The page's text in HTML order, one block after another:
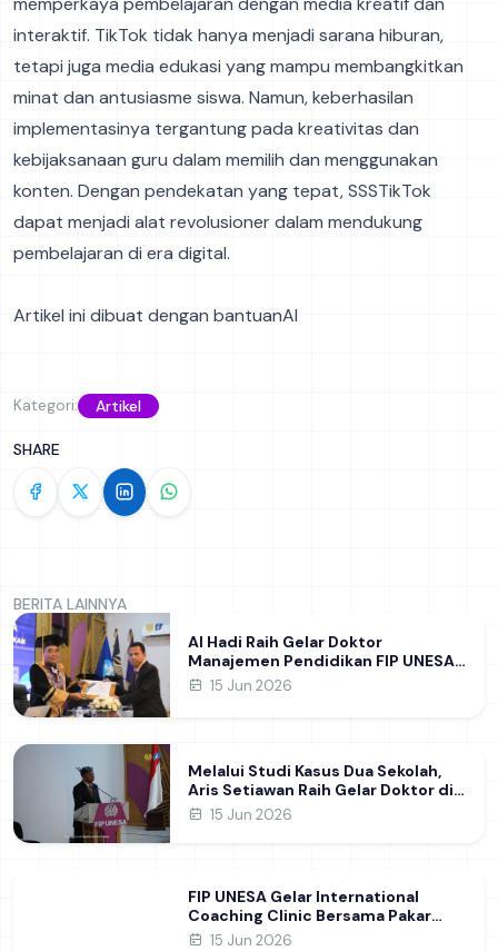
interaktif. TikTok tidak hanya menjadi sarana hiburan,
tetapi juga media edukasi yang mampu membangkitkan
minat dan antusiasme siswa. Namun, keberhasilan
implementasinya tergantung pada kreativitas dan
kebijaksanaan guru dalam memilih dan menggunakan
konten. Dengan pendekatan yang tepat, SSSTikTok
dapat menjadi alat revolusioner dalam mendukung
pembelajaran di era digital.
Artikel ini dibuat dengan bantuanAI
Kategori: Artikel
SHARE
BERITA LAINNYA
Al Hadi Raih Gelar Doktor
Manajemen Pendidikan FIP UNESA
melalui Riset Pembentukan
15 Jun 2026
Melalui Studi Kasus Dua Sekolah,
Aris Setiawan Raih Gelar Doktor di
FIP UNESA Usai Kupas Manajemen
15 Jun 2026
FIP UNESA Gelar International
Coaching Clinic Bersama Pakar
Khon Kaen University Thailand,
15 Jun 2026